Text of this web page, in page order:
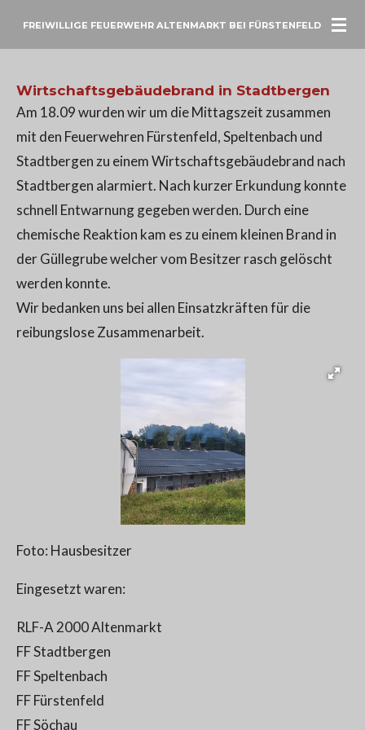
ZumFREIWILLIGE FEUERWEHR ALTENMARKT BEI FÜRSTENFELD
Wirtschaftsgebäudebrand in Stadtbergen
Am 18.09 wurden wir um die Mittagszeit zusammen
mit den Feuerwehren Fürstenfeld, Speltenbach und
Stadtbergen zu einem Wirtschaftsgebäudebrand nach
Stadtbergen alarmiert. Nach kurzer Erkundung konnte
schnell Entwarnung gegeben werden. Durch eine
chemische Reaktion kam es zu einem kleinen Brand in
der Güllegrube welcher vom Besitzer rasch gelöscht
werden konnte.
Wir bedanken uns bei allen Einsatzkräften für die
reibungslose Zusammenarbeit.
Foto: Hausbesitzer
Eingesetzt waren:
RLF-A 2000 Altenmarkt
FF Stadtbergen
FF Speltenbach
FF Fürstenfeld
FF Söchau